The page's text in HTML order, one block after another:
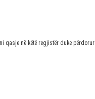
qasje në këtë regjistër duke përdorur